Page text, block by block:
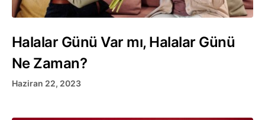
Halalar Günü Var mı, Halalar Günü
Ne Zaman?
Haziran 22, 2023